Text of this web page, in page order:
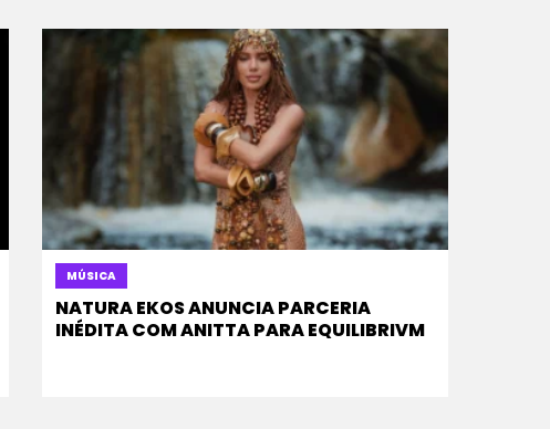
MÚSICA
NATURA EKOS ANUNCIA PARCERIA
INÉDITA COM ANITTA PARA EQUILIBRIVM